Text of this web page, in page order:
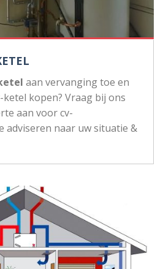
aan vervanging toe en
ketel kopen? Vraag bij ons
aan voor cv-
adviseren naar uw situatie &